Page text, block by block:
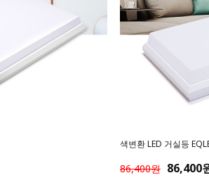
색변환 LED 거실등
86,400원 86,400